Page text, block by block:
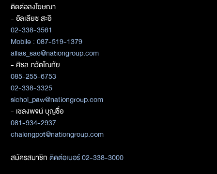
ติดต่อลงโฆษณา
- อัลเลียซ สะอิ
02-338-3561
Mobile : 087-519-1379
allias_sae@nationgroup.com
- ศิชล ภวัตโณทัย
085-255-6753
02-338-3325
sichol_paw@nationgroup.com
- เชลงพจน์ บุญซื่อ
081-934-2937
chalengpot@nationgroup.com
สมัครสมาชิกติดต่อเบอร์ 02-338-3000